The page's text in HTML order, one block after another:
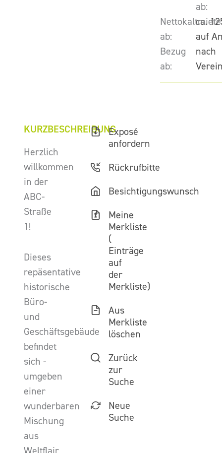
ab:
ca.
Nettokaltmiete
ab:
auf
Bezug
ab:
nach
KURZBESCHREIBUNG
Herzlich
willkommen
in der
ABC-
Straße
1!
Dieses
repäsentative
historische
Büro-
und
Geschäftsgebäude
befindet
sich -
umgeben
einer
wunderbaren
Mischung
aus
Exposé
anfordern
Rückrufbitte
Besichtigungswunsch
Meine
Merkliste
(
Einträge
auf
der
Merkliste)
Aus
Merkliste
löschen
Zurück
zur
Suche
Neue
Suche